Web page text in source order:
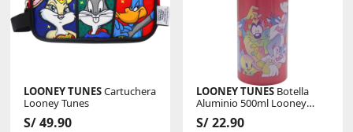
LOONEY TUNESCartuchera
Looney Tunes
S/ 49.90
LOONEY TUNES Botella
Aluminio 500ml Looney
Tunes
S/ 22.90